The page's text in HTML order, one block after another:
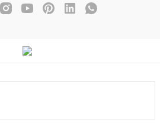
Gönder
SPİN LRF Olta Makinesi